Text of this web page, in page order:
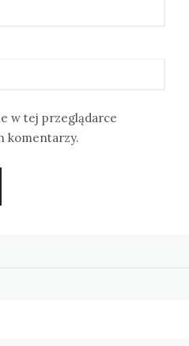
w tej przeglądarce
komentarzy.